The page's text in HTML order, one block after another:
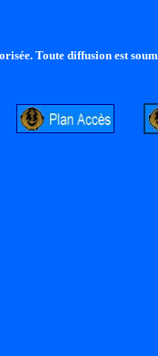
Toute diffusion est